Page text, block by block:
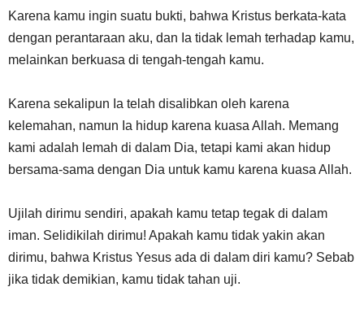
Karena kamu ingin suatu bukti, bahwa Kristus berkata-kata
dengan perantaraan aku, dan Ia tidak lemah terhadap kamu,
melainkan berkuasa di tengah-tengah kamu.
Karena sekalipun Ia telah disalibkan oleh karena
kelemahan, namun Ia hidup karena kuasa Allah. Memang
kami adalah lemah di dalam Dia, tetapi kami akan hidup
bersama-sama dengan Dia untuk kamu karena kuasa Allah.
Ujilah dirimu sendiri, apakah kamu tetap tegak di dalam
iman. Selidikilah dirimu! Apakah kamu tidak yakin akan
dirimu, bahwa Kristus Yesus ada di dalam diri kamu? Sebab
jika tidak demikian, kamu tidak tahan uji.